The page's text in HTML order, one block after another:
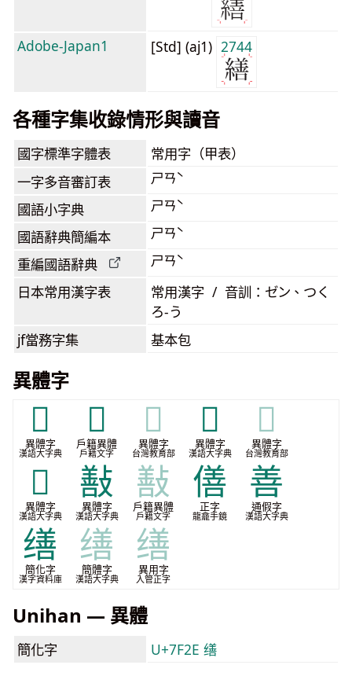
Adobe-Japan1 [Std] (aj1) 2744
各種字集收錄情形與讀音
國字標準字體表 常用字（甲表）
一字多音審訂表 ㄕㄢˋ
國語小字典 ㄕㄢˋ
國語辭典簡編本 ㄕㄢˋ
重編國語辭典 ㄕㄢˋ
日本常用漢字表
常用漢字 / 音訓：ゼン、つく
ろ-う
jf當務字集 基本包
異體字
𦆇
異體字
漢語大字典
𦆏
戶籍異體
戶籍文字
𦆏
異體字
台灣教育部
𦆶
異體字
漢語大字典
𦆶
異體字
台灣教育部
𧭽
異體字
漢語大字典
㪨
異體字
漢語大字典
㪨
戶籍異體
戶籍文字
僐
正字
龍龕手鏡
善
通假字
漢語大字典
缮
簡化字
漢字資料庫
缮
簡體字
漢語大字典
缮
異用字
入管正字
Unihan — 異體
簡化字 U+7F2E 缮